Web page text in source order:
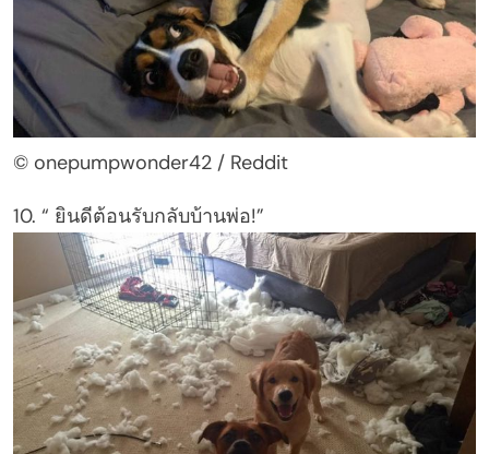
© onepumpwonder42 / Reddit
10. “ ยินดีต้อนรับกลับบ้านพ่อ!”